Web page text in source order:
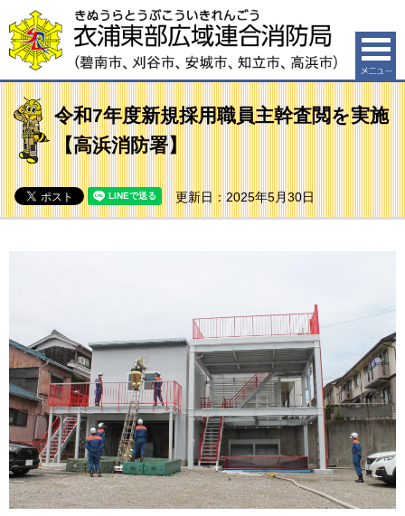
衣浦東部広域連合消防局（碧南市、刈谷市、安城市、知
立市、高浜市）
令和7年度新規採用職員主幹査閲を実施
【高浜消防署】
更新日：2025年5月30日